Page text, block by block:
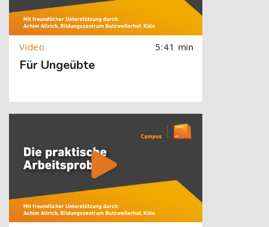
5:41 min
Für Ungeübte
[Cocoon] About (Text with Image) überspringen